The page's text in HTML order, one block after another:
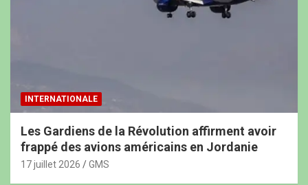
INTERNATIONALE
Les Gardiens de la Révolution affirment avoir
frappé des avions américains en Jordanie
17 juillet 2026 GMS